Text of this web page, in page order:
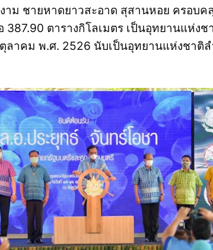
าม ชายหาดยาวสะอาด สุสานหอย ครอบค
387.90 ตารางกิโลเมตร เป็นอุทยานแห่งช
ลาคม พ.ศ. 2526 นับเป็นอุทยานแห่งชาติ